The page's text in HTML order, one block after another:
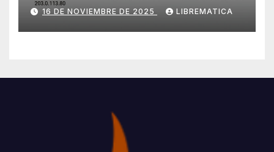
16 DE NOVIEMBRE DE 2025 LIBREMATICA